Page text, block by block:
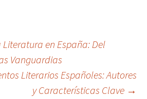
en España: Del
Vanguardias
Literarios Españoles: Autores
y Características Clave →